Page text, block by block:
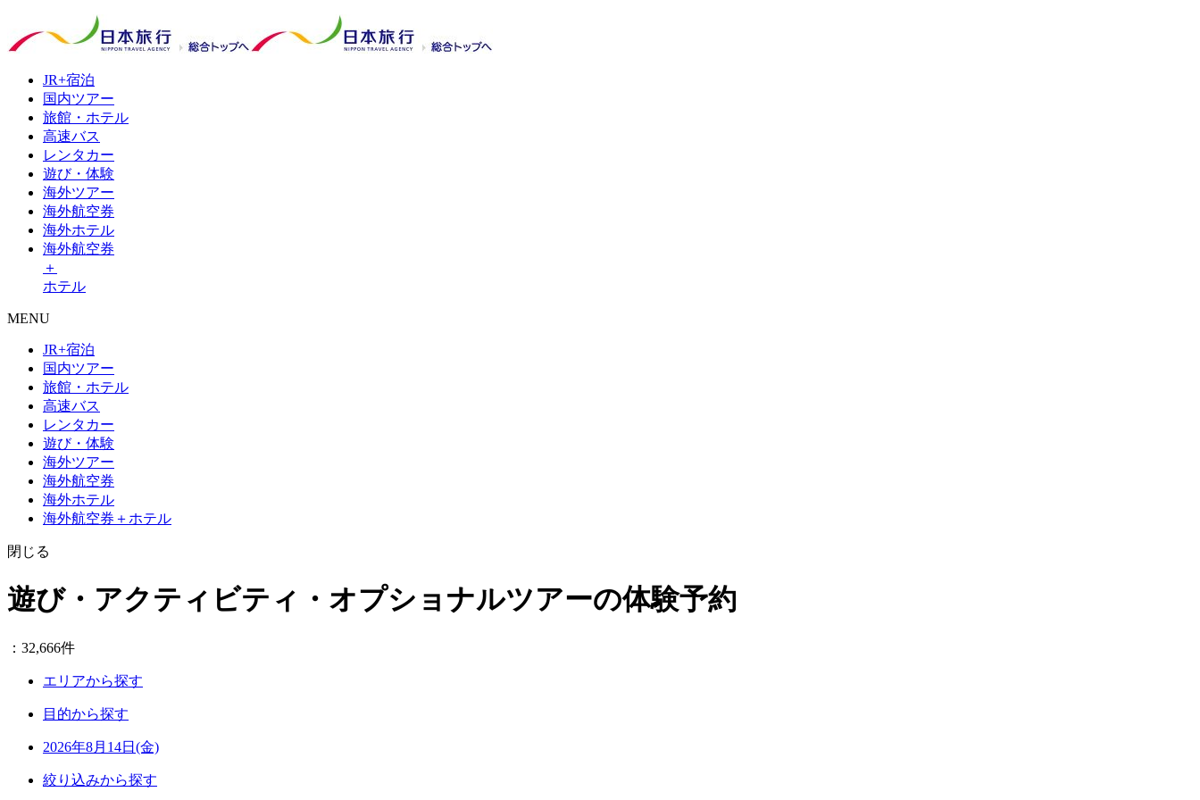
JR+宿泊
国内ツアー
旅館・ ホテル
高速バス
レンタ カー
遊び・ 体験
海外ツアー
海外航空券
海外ホテル
海外航空券
＋
ホテル
MENU
JR+宿泊
国内ツアー
旅館・ホテル
高速バス
レンタカー
遊び・体験
海外ツアー
海外航空券
海外ホテル
海外航空券＋ホテル
閉じる
遊び・アクティビティ・オプショナルツアーの体験予約
：32,666件
エリアから探す
目的から探す
2026年8月14日(金)
絞り込みから探す